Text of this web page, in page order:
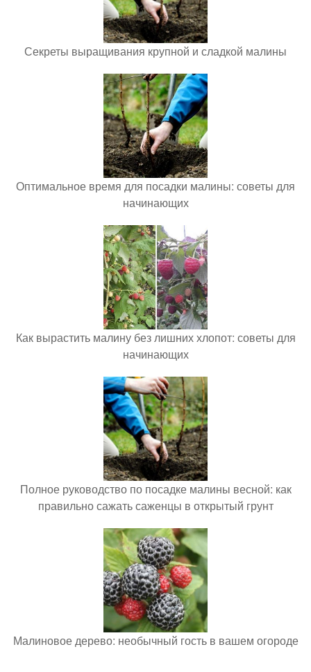
Секреты выращивания крупной и сладкой малины
Оптимальное время для посадки малины: советы для
начинающих
Как вырастить малину без лишних хлопот: советы для
начинающих
Полное руководство по посадке малины весной: как
правильно сажать саженцы в открытый грунт
Малиновое дерево: необычный гость в вашем огороде